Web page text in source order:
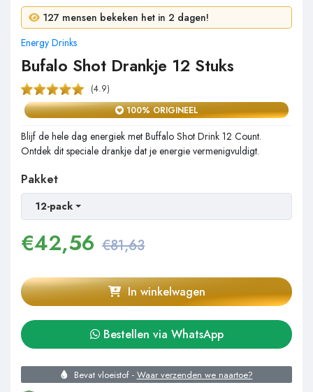
127 mensen bekeken het in 2 dagen!
Energy Drinks
Bufalo Shot Drankje 12 Stuks
(4.9)
100% ORIGINEEL
Blijf de hele dag energiek met Buffalo Shot Drink 12 Count.
Ontdek dit speciale drankje dat je energie vermenigvuldigt.
Pakket
12-pack
€42,56 €81,63
In winkelwagen
Bestellen via WhatsApp
Bevat vloeistof - Waar verzenden we naartoe?